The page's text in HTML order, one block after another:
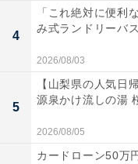
4
「これ絶対に便利
み式ランドリーバ
2026/08/03
5
【山梨県の人気日
源泉かけ流しの湯
2026/08/05
カードローン50万